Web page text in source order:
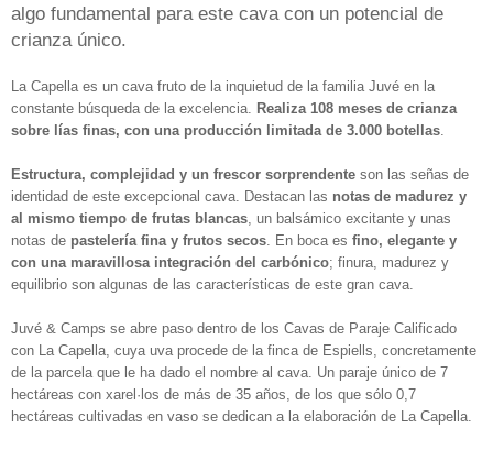
algo fundamental para este cava con un potencial de
crianza único.
La Capella es un cava fruto de la inquietud de la familia Juvé en la
constante búsqueda de la excelencia. Realiza 108 meses de crianza
sobre lías finas, con una producción limitada de 3.000 botellas
Estructura, complejidad y un frescor sorprendente son las señas de
identidad de este excepcional cava. Destacan las notas de madurez y
al mismo tiempo de frutas blancas , un balsámico excitante y unas
notas de pastelería fina y frutos secos . En boca es fino, elegante y
con una maravillosa integración del carbónico; finura, madurez y
equilibrio son algunas de las características de este gran cava.
Juvé & Camps se abre paso dentro de los Cavas de Paraje Calificado
con La Capella, cuya uva procede de la finca de Espiells, concretamente
de la parcela que le ha dado el nombre al cava. Un paraje único de 7
hectáreas con xarel·los de más de 35 años, de los que sólo 0,7
hectáreas cultivadas en vaso se dedican a la elaboración de La Capella.